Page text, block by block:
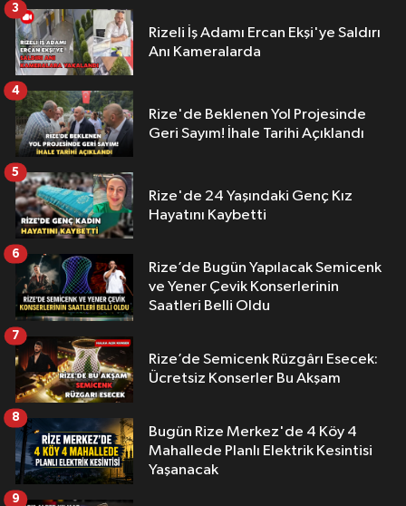
Rizeli İş Adamı Ercan Ekşi'ye Saldırı
Anı Kameralarda
3
Rize'de Beklenen Yol Projesinde
Geri Sayım! İhale Tarihi Açıklandı
4
Rize'de 24 Yaşındaki Genç Kız
Hayatını Kaybetti
5
Rize’de Bugün Yapılacak Semicenk
ve Yener Çevik Konserlerinin
Saatleri Belli Oldu
6
Rize’de Semicenk Rüzgârı Esecek:
Ücretsiz Konserler Bu Akşam
7
Bugün Rize Merkez'de 4 Köy 4
Mahallede Planlı Elektrik Kesintisi
Yaşanacak
8
9